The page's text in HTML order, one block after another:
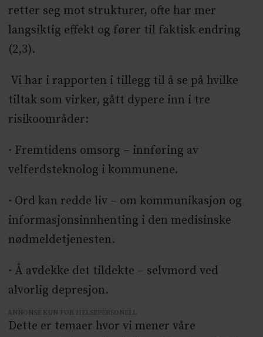
retter seg mot strukturer, ofte har mer
langsiktig effekt og fører til faktisk endring
(2,3).
Vi har i rapporten i tillegg til å se på hvilke
tiltak som virker, gått dypere inn i tre
risikoområder:
· Fremtidens omsorg – innføring av
velferdsteknolog i kommunene.
· Ord kan redde liv – om kommunikasjon og
informasjonsinnhenting i den medisinske
nødmeldetjenesten.
· Å avdekke det tildekte – selvmord ved
alvorlig depresjon.
ANNONSE KUN FOR HELSEPERSONELL
Dette er temaer hvor vi mener våre